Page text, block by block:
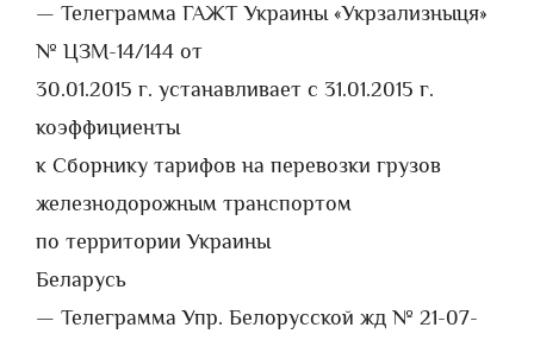
— Телеграмма ГАЖТ Украины «Укрзализныця»
№ ЦЗМ-14/144 от
30.01.2015 г. устанавливает с 31.01.2015 г.
коэффициенты
к Сборнику тарифов на перевозки грузов
железнодорожным транспортом
по территории Украины
Беларусь
— Телеграмма Упр. Белорусской жд № 21-07-